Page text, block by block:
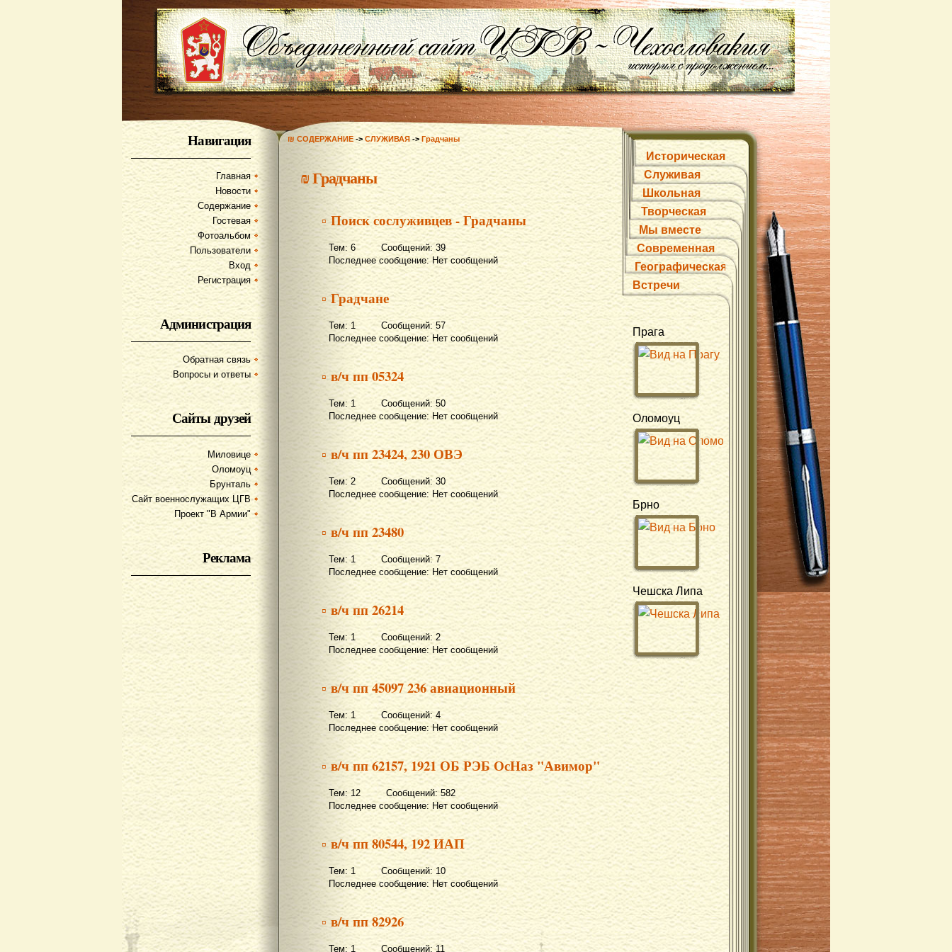
Навигация
Главная
Новости
Содержание
Гостевая
Фотоальбом
Пользователи
Вход
Регистрация
Администрация
Обратная связь
Вопросы и ответы
Сайты друзей
Миловице
Оломоуц
Брунталь
Сайт военнослужащих ЦГВ
Проект "В Армии"
Реклама
₪ СОДЕРЖАНИЕ -> СЛУЖИВАЯ -> Градчаны
₪Градчаны
▫ Поиск сослуживцев - Градчаны
Тем: 6 Сообщений: 39
Последнее сообщение: Нет сообщений
▫ Градчане
Тем: 1 Сообщений: 57
Последнее сообщение: Нет сообщений
▫ в/ч пп 05324
Тем: 1 Сообщений: 50
Последнее сообщение: Нет сообщений
▫ в/ч пп 23424, 230 ОВЭ
Тем: 2 Сообщений: 30
Последнее сообщение: Нет сообщений
▫ в/ч пп 23480
Тем: 1 Сообщений: 7
Последнее сообщение: Нет сообщений
▫ в/ч пп 26214
Тем: 1 Сообщений: 2
Последнее сообщение: Нет сообщений
▫ в/ч пп 45097 236 авиационный
Тем: 1 Сообщений: 4
Последнее сообщение: Нет сообщений
▫ в/ч пп 62157, 1921 ОБ РЭБ ОсНаз "Авимор"
Тем: 12 Сообщений: 582
Последнее сообщение: Нет сообщений
▫ в/ч пп 80544, 192 ИАП
Тем: 1 Сообщений: 10
Последнее сообщение: Нет сообщений
▫ в/ч пп 82926
Тем: 1 Сообщений: 11
Историческая
Служивая
Школьная
Творческая
Мы вместе
Современная
Географическая
Встречи
Прага
Оломоуц
Брно
Чешска Липа